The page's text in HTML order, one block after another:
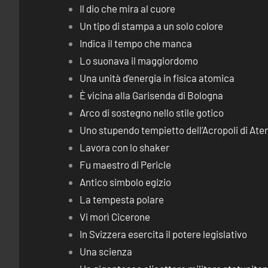
Il dio che mira al cuore
Un tipo di stampa a un solo colore
Indica il tempo che manca
Lo suonava il maggiordomo
Una unità d’energia in fisica atomica
È vicina alla Garisenda di Bologna
Arco di sostegno nello stile gotico
Uno stupendo tempietto dell’Acropoli di
Lavora con lo shaker
Fu maestro di Pericle
Antico simbolo egizio
La tempesta polare
Vi morì Cicerone
In Svizzera esercita il potere legislativo
Una scienza